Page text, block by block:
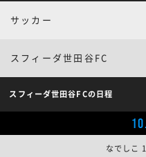
サッカー
スフィーダ世田谷FC
スフィーダ世田谷FCの日程
なでし